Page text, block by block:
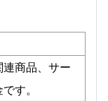
商品、サー
す。